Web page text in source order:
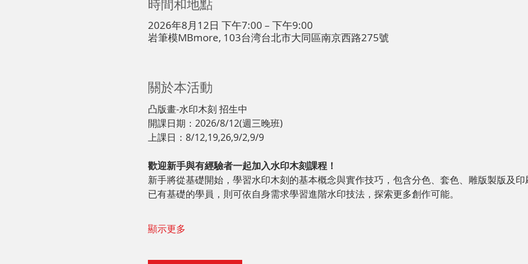
時間和地點
2026年8月12日 下午7:00 – 下午9:00
岩筆模MBmore, 103台湾台北市大同區南京西路275號
關於本活動
凸版畫-水印木刻 招生中
開課日期：2026/8/12(週三晚班)
上課日：8/12,19,26,9/2,9/9
歡迎新手與有經驗者一起加入水印木刻課程！
新手將從基礎開始，學習水印木刻的基本概念與實作技巧，包含分色、套色、雕版製版及印
已有基礎的學員，則可依自身需求學習進階水印技法，探索更多創作可能。
顯示更多